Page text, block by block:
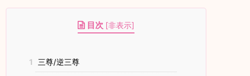
目次 [非表示]
1 三尊/逆三尊